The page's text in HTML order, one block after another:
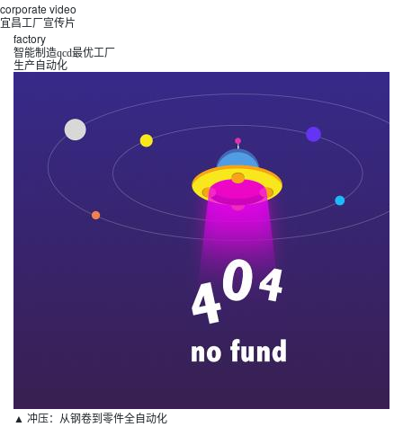
corporate video
宜昌工厂宣传片
factory
智能制造qcd最优工厂
生产自动化
▲ 冲压：从钢卷到零件全自动化